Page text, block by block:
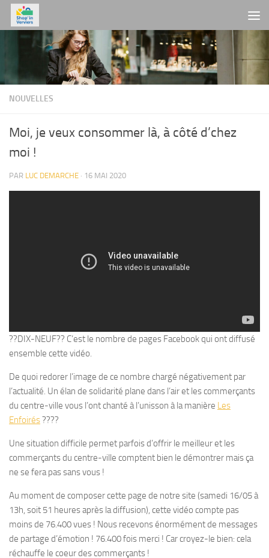
Skip to content
NOUVELLES
Moi, je veux consommer là, à côté d’chez
moi !
PAR LUC DEMARCHE · 16 MAI 2020
??DIX-NEUF?? C’est le nombre de pages Facebook qui ont diffusé
ensemble cette vidéo.
De quoi redorer l’image de ce nombre chargé négativement par
l’actualité. Un élan de solidarité plane dans l’air et les commerçants
du centre-ville vous l’ont chanté à l’unisson à la manière Les
Enfoirés????
Une situation difficile permet parfois d’offrir le meilleur et les
commerçants du centre-ville comptent bien le démontrer mais ça
ne se fera pas sans vous !
Au moment de composer cette page de notre site (samedi 16/05 à
13h, soit 51 heures après la diffusion), cette vidéo compte pas
moins de 76.400 vues ! Nous recevons énormément de messages
de partage d’émotion ! 76.400 fois merci ! Car croyez-le bien: cela
réchauffe le coeur des commerçants !